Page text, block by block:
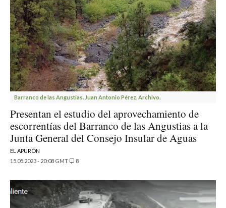
Barranco de las Angustias. Juan Antonio Pérez. Archivo.
Presentan el estudio del aprovechamiento de
escorrentías del Barranco de las Angustias a la
Junta General del Consejo Insular de Aguas
EL APURÓN
15.05.2023 - 20:08 GMT
8